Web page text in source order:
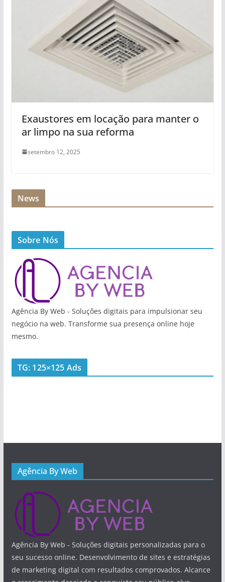
Exaustores em locação para manter o
ar limpo na sua reforma
setembro 12, 2025
News
Sobre Nós
Agência By Web - Soluções digitais para impulsionar seu
negócio na web. Transforme sua presença online hoje
mesmo.
TG: 125×125 Ads
Agência By Web
Agência By Web - Soluções digitais personalizadas para o
seu sucesso online. Desenvolvimento de sites e estratégias
de marketing digital com resultados comprovados. Alcance